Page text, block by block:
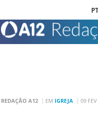
REDAÇÃO A12 EM IGREJA 09